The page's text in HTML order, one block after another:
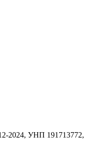
УНП 191713772,